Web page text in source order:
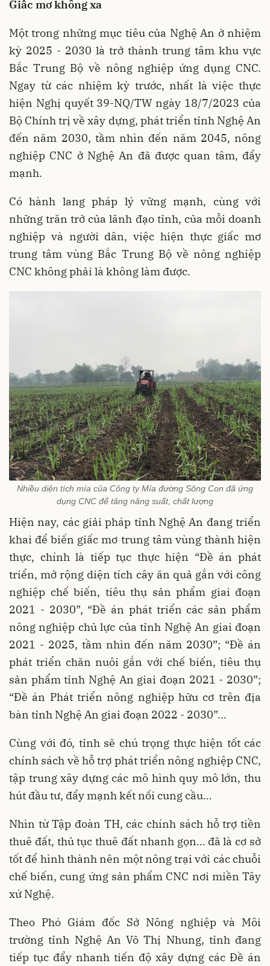
Giấc mơ không xa
Một trong những mục tiêu của Nghệ An ở nhiệm
kỳ 2025 - 2030 là trở thành trung tâm khu vực
Bắc Trung Bộ về nông nghiệp ứng dụng CNC.
Ngay từ các nhiệm kỳ trước, nhất là việc thực
hiện Nghị quyết 39-NQ/TW ngày 18/7/2023 của
Bộ Chính trị về xây dựng, phát triển tỉnh Nghệ An
đến năm 2030, tầm nhìn đến năm 2045, nông
nghiệp CNC ở Nghệ An đã được quan tâm, đẩy
mạnh.
Có hành lang pháp lý vững mạnh, cùng với
những trăn trở của lãnh đạo tỉnh, của mỗi doanh
nghiệp và người dân, việc hiện thực giấc mơ
trung tâm vùng Bắc Trung Bộ về nông nghiệp
CNC không phải là không làm được.
Nhiều diện tích mía của Công ty Mía đường Sông Con đã ứng
dụng CNC để tăng năng suất, chất lượng
Hiện nay, các giải pháp tỉnh Nghệ An đang triển
khai để biến giấc mơ trung tâm vùng thành hiện
thực, chính là tiếp tục thực hiện “Đề án phát
triển, mở rộng diện tích cây ăn quả gắn với công
nghiệp chế biến, tiêu thụ sản phẩm giai đoạn
2021 - 2030”, “Đề án phát triển các sản phẩm
nông nghiệp chủ lực của tỉnh Nghệ An giai đoạn
2021 - 2025, tầm nhìn đến năm 2030”; “Đề án
phát triển chăn nuôi gắn với chế biến, tiêu thụ
sản phẩm tỉnh Nghệ An giai đoạn 2021 - 2030”;
“Đề án Phát triển nông nghiệp hữu cơ trên địa
bàn tỉnh Nghệ An giai đoạn 2022 - 2030”...
Cùng với đó, tỉnh sẽ chú trọng thực hiện tốt các
chính sách về hỗ trợ phát triển nông nghiệp CNC,
tập trung xây dựng các mô hình quy mô lớn, thu
hút đầu tư, đẩy mạnh kết nối cung cầu…
Nhìn từ Tập đoàn TH, các chính sách hỗ trợ tiền
thuê đất, thủ tục thuê đất nhanh gọn… đã là cơ sở
tốt để hình thành nên một nông trại với các chuỗi
chế biến, cung ứng sản phẩm CNC nơi miền Tây
xứ Nghệ.
Theo Phó Giám đốc Sở Nông nghiệp và Môi
trường tỉnh Nghệ An Võ Thị Nhung, tỉnh đang
tiếp tục đẩy nhanh tiến độ xây dựng các Đề án